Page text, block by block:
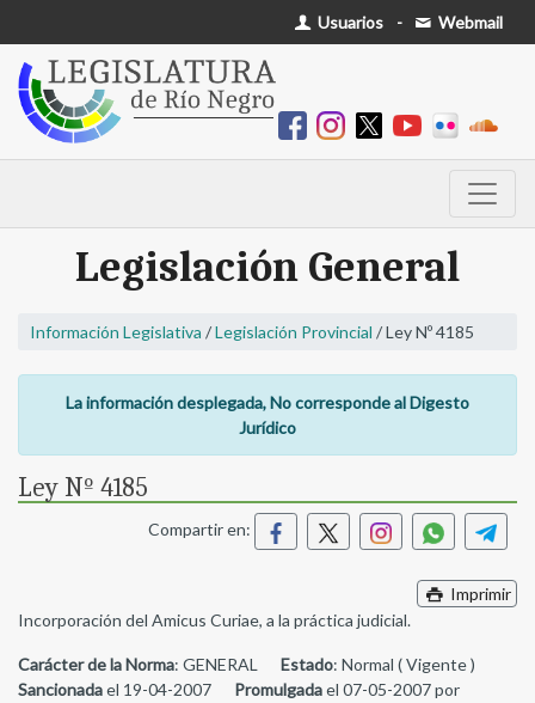
Usuarios - Webmail
Legislación General
Información Legislativa /Legislación Provincial / Ley Nº 4185
La información desplegada, No corresponde al Digesto
Jurídico
Ley Nº 4185
Compartir en:
Imprimir
Incorporación del Amicus Curiae, a la práctica judicial.
Carácter de la Norma: GENERAL Estado: Normal ( Vigente )
Sancionadael 19-04-2007 Promulgadael 07-05-2007 por